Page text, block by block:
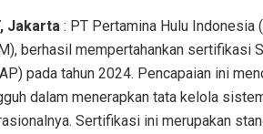
Jakarta : PT Pertamina Hulu Indonesia
berhasil mempertahankan sertifikasi
pada tahun 2024. Pencapaian ini
dalam menerapkan tata kelola
Sertifikasi ini merupakan